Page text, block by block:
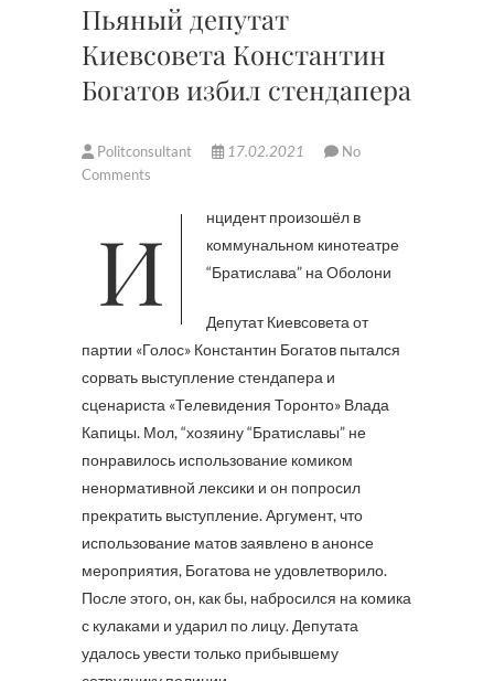
Пьяный депутат
Киевсовета Константин
Богатов избил стендапера
Politconsultant 17.02.2021
No
Comments
Инцидент произошёл в
коммунальном кинотеатре
“Братислава” на Оболони
Депутат Киевсовета от
партии «Голос» Константин Богатов пытался
сорвать выступление стендапера и
сценариста «Телевидения Торонто» Влада
Капицы. Мол, “хозяину “Братиславы” не
понравилось использование комиком
ненормативной лексики и он попросил
прекратить выступление. Аргумент, что
использование матов заявлено в анонсе
мероприятия, Богатова не удовлетворило.
После этого, он, как бы, набросился на комика
с кулаками и ударил по лицу. Депутата
удалось увести только прибывшему